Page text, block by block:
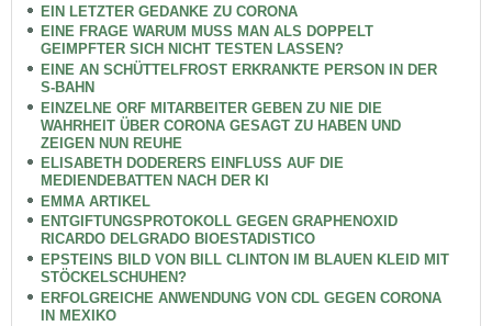
EIN LETZTER GEDANKE ZU CORONA
EINE FRAGE WARUM MUSS MAN ALS DOPPELT
GEIMPFTER SICH NICHT TESTEN LASSEN?
EINE AN SCHÜTTELFROST ERKRANKTE PERSON IN DER
S-BAHN
EINZELNE ORF MITARBEITER GEBEN ZU NIE DIE
WAHRHEIT ÜBER CORONA GESAGT ZU HABEN UND
ZEIGEN NUN REUHE
ELISABETH DODERERS EINFLUSS AUF DIE
MEDIENDEBATTEN NACH DER KI
EMMA ARTIKEL
ENTGIFTUNGSPROTOKOLL GEGEN GRAPHENOXID
RICARDO DELGRADO BIOESTADISTICO
EPSTEINS BILD VON BILL CLINTON IM BLAUEN KLEID MIT
STÖCKELSCHUHEN?
ERFOLGREICHE ANWENDUNG VON CDL GEGEN CORONA
IN MEXIKO